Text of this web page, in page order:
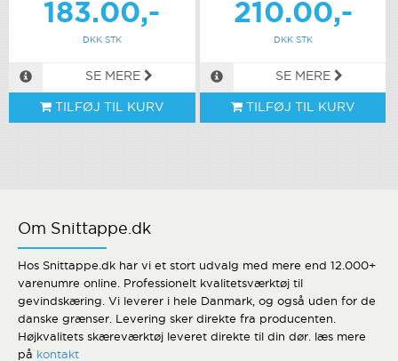
183.00,-
DKK STK
SE MERE
TILFØJ TIL KURV
210.00,-
DKK STK
SE MERE
TILFØJ TIL KURV
Om Snittappe.dk
Hos Snittappe.dk har vi et stort udvalg med mere end 12.000+
varenumre online. Professionelt kvalitetsværktøj til
gevindskæring. Vi leverer i hele Danmark, og også uden for de
danske grænser. Levering sker direkte fra producenten.
Højkvalitets skæreværktøj leveret direkte til din dør. læs mere
på
kontakt